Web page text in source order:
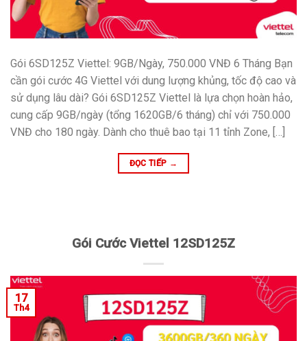
Gói 6SD125Z Viettel: 9GB/Ngày, 750.000 VNĐ 6 Tháng Bạn
cần gói cước 4G Viettel với dung lượng khủng, tốc độ cao và
sử dụng lâu dài? Gói 6SD125Z Viettel là lựa chọn hoàn hảo,
cung cấp 9GB/ngày (tổng 1620GB/6 tháng) chỉ với 750.000
VNĐ cho 180 ngày. Dành cho thuê bao tại 11 tỉnh Zone, […]
ĐỌC TIẾP →
Gói Cước Viettel 12SD125Z
17
Th4